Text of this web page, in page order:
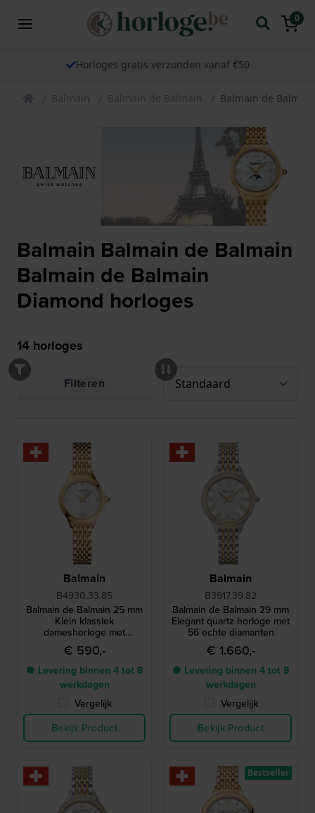
0
Horloges gratis verzonden vanaf €50
Balmain Balmain de Balmain Balmain de
Balmain Balmain de Balmain
Balmain de Balmain
Diamond horloges
14 horloges
Filteren
Balmain
B4930.33.85
Balmain de Balmain 25 mm
Klein klassiek
dameshorloge met
diamanten en parelmoer
€ 590,-
● Levering binnen 4 tot 8
werkdagen
Vergelijk
Bekijk Product
Balmain
B3917.39.82
Balmain de Balmain 29 mm
Elegant quartz horloge met
56 echte diamanten
€ 1.660,-
● Levering binnen 4 tot 8
werkdagen
Vergelijk
Bekijk Product
Bestseller